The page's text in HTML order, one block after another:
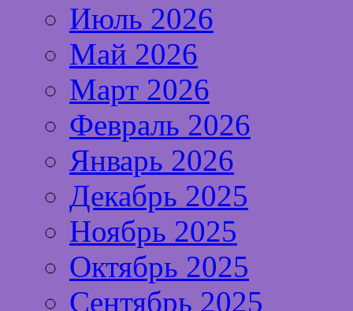
Июль 2026
Май 2026
Март 2026
Февраль 2026
Январь 2026
Декабрь 2025
Ноябрь 2025
Октябрь 2025
Сентябрь 2025